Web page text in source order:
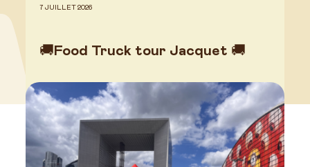
Actualités
7 JUILLET 2026
🚚Food Truck tour Jacquet 🚚